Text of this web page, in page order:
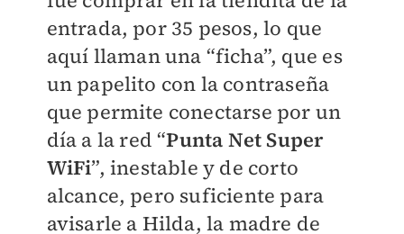
entrada, por 35 pesos, lo que
aquí llaman una “ficha”, que es
un papelito con la contraseña
que permite conectarse por un
día a la red “Punta Net Super
WiFi”, inestable y de corto
alcance, pero suficiente para
avisarle a Hilda, la madre de